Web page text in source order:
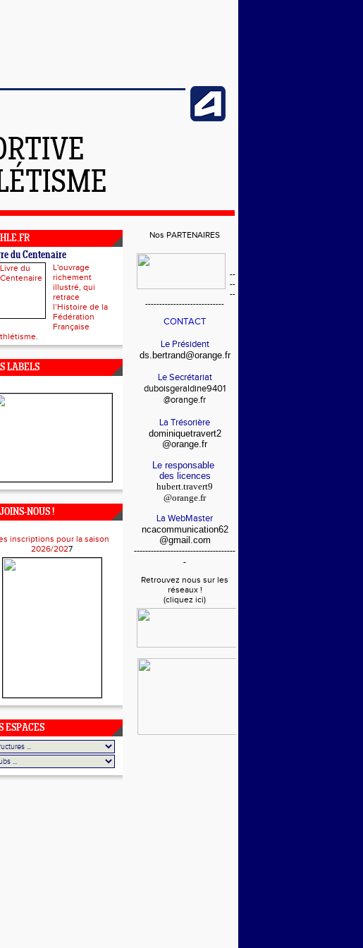
du Centenaire
L'ouvrage
richement
illustré, qui
retrace
l’Histoire de la
Fédération
Française
LABELS
NOUS !
inscriptions pour la saison
2026/2027
ESPACES
Nos PARTENAIRES
--
--
--
----------------------------
CONTACT
Le Président
ds.bertrand@orange.fr
Le Secrétariat
duboisgeraldine9401
@orange.fr
La Trésorière
dominiquetravert2
@orange.fr
Le responsable
des licences
hubert.travert9
@orange.fr
La WebMaster
ncacommunication62
@gmail.com
------------------------------------
-
Retrouvez nous sur les
réseaux !
(cliquez ici)